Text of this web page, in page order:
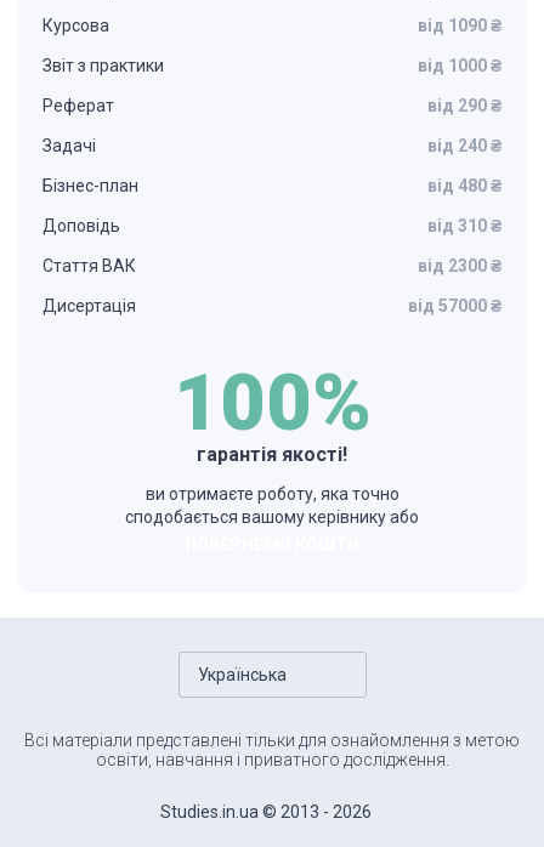
Курсова від 1090 ₴
Звіт з практики від 1000 ₴
Реферат від 290 ₴
Задачі від 240 ₴
Бізнес-план від 480 ₴
Доповідь від 310 ₴
Стаття ВАК від 2300 ₴
Дисертація від 57000 ₴
100%
гарантія якості!
ви отримаєте роботу, яка точно
сподобається вашому керівнику або
Українська
Studies.in.ua © 2013 - 2026
Всі матеріали представлені тільки для ознайомлення з метою
освіти, навчання і приватного дослідження.